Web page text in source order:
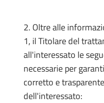
2. Oltre alle
1, il Titolare del
all'interessato le
necessarie per
corretto e
dell'interessato: